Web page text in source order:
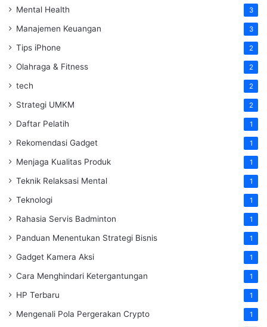
Mental Health 3
Manajemen Keuangan 3
Tips iPhone 2
Olahraga & Fitness 2
tech 2
Strategi UMKM 2
Daftar Pelatih 1
Rekomendasi Gadget 1
Menjaga Kualitas Produk 1
Teknik Relaksasi Mental 1
Teknologi 1
Rahasia Servis Badminton 1
Panduan Menentukan Strategi Bisnis 1
Gadget Kamera Aksi 1
Cara Menghindari Ketergantungan 1
HP Terbaru 1
Mengenali Pola Pergerakan Crypto 1